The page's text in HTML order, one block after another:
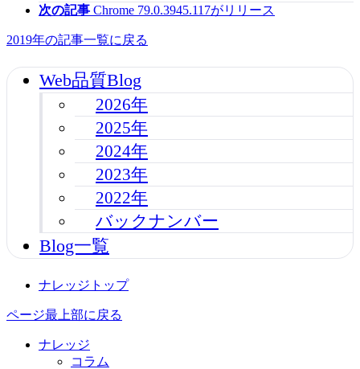
次の記事 Chrome 79.0.3945.117がリリース
2019年の記事一覧に戻る
Web品質Blog
2026年
2025年
2024年
2023年
2022年
バックナンバー
Blog一覧
ナレッジトップ
ページ最上部に戻る
ナレッジ
コラム